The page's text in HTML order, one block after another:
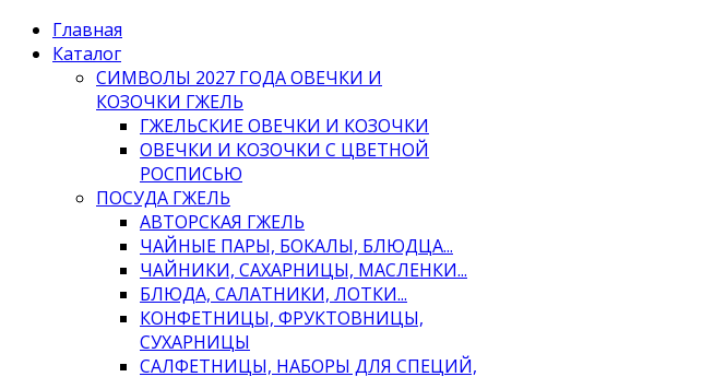
Главная
Каталог
СИМВОЛЫ 2027 ГОДА ОВЕЧКИ И
КОЗОЧКИ ГЖЕЛЬ
ГЖЕЛЬСКИЕ ОВЕЧКИ И КОЗОЧКИ
ОВЕЧКИ И КОЗОЧКИ С ЦВЕТНОЙ
РОСПИСЬЮ
ПОСУДА ГЖЕЛЬ
АВТОРСКАЯ ГЖЕЛЬ
ЧАЙНЫЕ ПАРЫ, БОКАЛЫ, БЛЮДЦА...
ЧАЙНИКИ, САХАРНИЦЫ, МАСЛЕНКИ...
БЛЮДА, САЛАТНИКИ, ЛОТКИ...
КОНФЕТНИЦЫ, ФРУКТОВНИЦЫ,
СУХАРНИЦЫ
САЛФЕТНИЦЫ, НАБОРЫ ДЛЯ СПЕЦИЙ,